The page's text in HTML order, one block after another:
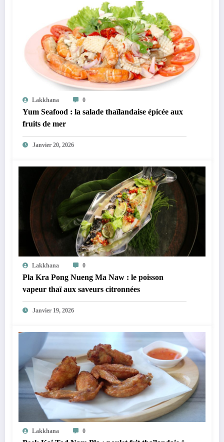
Lakkhana 0
Yum Seafood : la salade thaïlandaise épicée aux
fruits de mer
Janvier 20, 2026
Lakkhana 0
Pla Kra Pong Nueng Ma Naw : le poisson
vapeur thaï aux saveurs citronnées
Janvier 19, 2026
Lakkhana 0